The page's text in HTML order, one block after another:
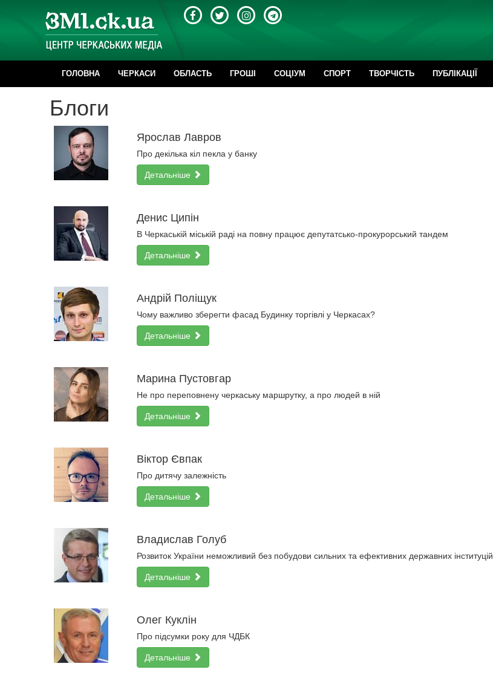
ГОЛОВНА ЧЕРКАСИ ОБЛАСТЬ ГРОШІ CОЦІУМ СПОРТ ТВОРЧІСТЬ ПУБЛІКАЦІЇ
Блоги
Ярослав Лавров
Про декілька кіл пекла у банку
Детальніше
Денис Ципін
В Черкаській міській раді на повну працює депутатсько-прокурорський тандем
Детальніше
Андрій Поліщук
Чому важливо зберегти фасад Будинку торгівлі у Черкасах?
Детальніше
Марина Пустовгар
Не про переповнену черкаську маршрутку, а про людей в ній
Детальніше
Віктор Євпак
Про дитячу залежність
Детальніше
Владислав Голуб
Розвиток України неможливий без побудови сильних та ефективних державних інституцій
Детальніше
Олег Куклін
Про підсумки року для ЧДБК
Детальніше